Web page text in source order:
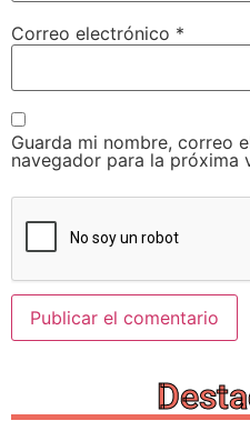
Correo electrónico *
Guarda mi nombre, correo
navegador para la próxima